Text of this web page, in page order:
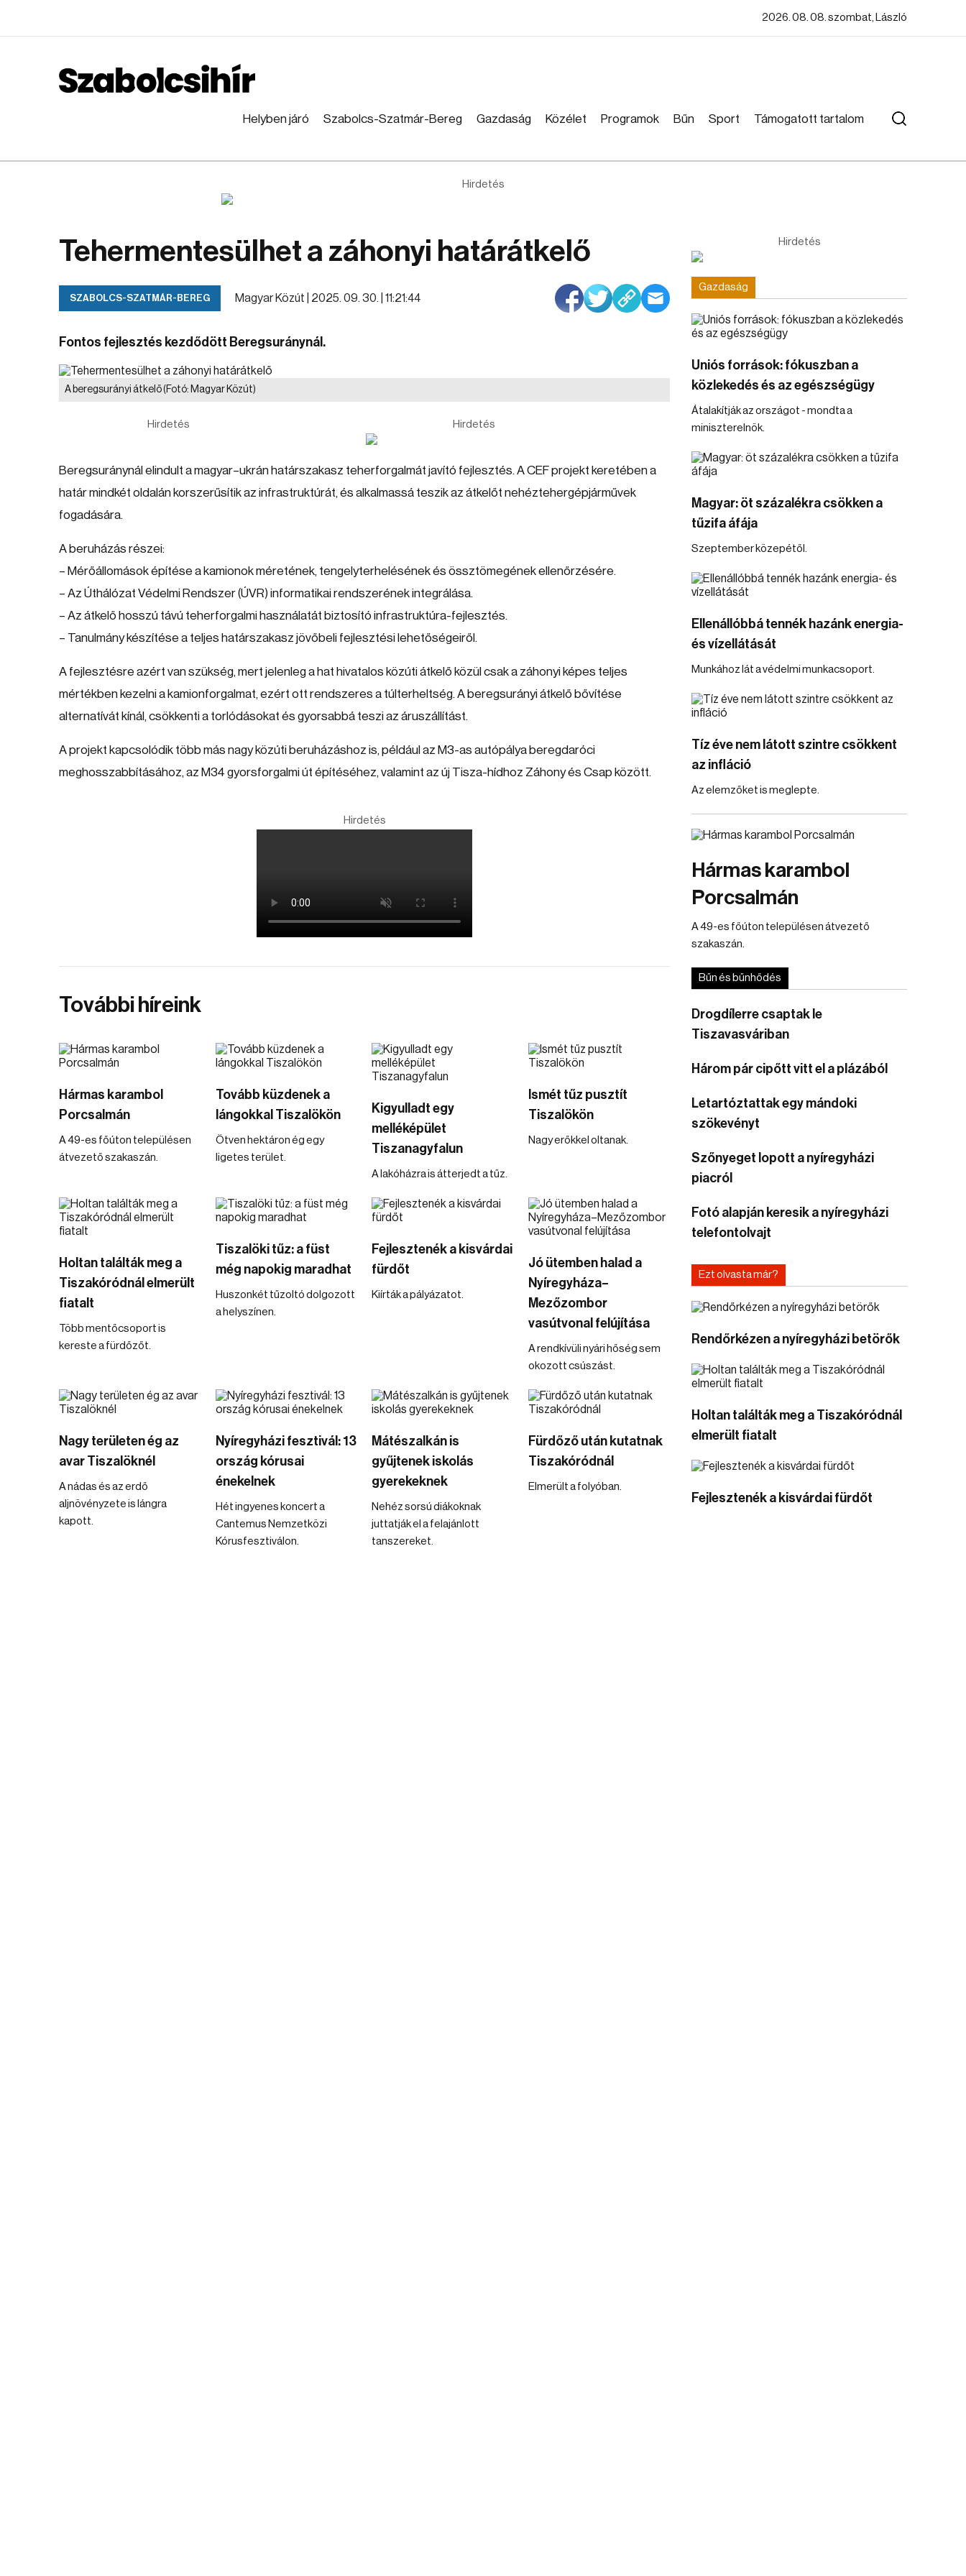
2026. 08. 08. szombat, László
Helyben járó Szabolcs-Szatmár-Bereg Gazdaság Közélet Programok Bűn Sport Támogatott tartalom
Hirdetés
Tehermentesülhet a záhonyi határátkelő
SZABOLCS-SZATMÁR-BEREG Magyar Közút | 2025. 09. 30. | 11:21:44
Fontos fejlesztés kezdődött Beregsuránynál.
A beregsurányi átkelő(Fotó: Magyar Közút)
Hirdetés Hirdetés
Beregsuránynál elindult a magyar–ukrán határszakasz teherforgalmát javító fejlesztés. A CEF projekt keretében a
határ mindkét oldalán korszerűsítik az infrastruktúrát, és alkalmassá teszik az átkelőt nehéztehergépjárművek
fogadására.
A beruházás részei:
– Mérőállomások építése a kamionok méretének, tengelyterhelésének és össztömegének ellenőrzésére.
– Az Úthálózat Védelmi Rendszer (ÚVR) informatikai rendszerének integrálása.
– Az átkelő hosszú távú teherforgalmi használatát biztosító infrastruktúra-fejlesztés.
– Tanulmány készítése a teljes határszakasz jövőbeli fejlesztési lehetőségeiről.
A fejlesztésre azért van szükség, mert jelenleg a hat hivatalos közúti átkelő közül csak a záhonyi képes teljes
mértékben kezelni a kamionforgalmat, ezért ott rendszeres a túlterheltség. A beregsurányi átkelő bővítése
alternatívát kínál, csökkenti a torlódásokat és gyorsabbá teszi az áruszállítást.
A projekt kapcsolódik több más nagy közúti beruházáshoz is, például az M3-as autópálya beregdaróci
meghosszabbításához, az M34 gyorsforgalmi út építéséhez, valamint az új Tisza-hídhoz Záhony és Csap között.
Hirdetés
További híreink
Hármas karambol
Porcsalmán
A 49-es főúton településen
átvezető szakaszán.
Tovább küzdenek a
lángokkal Tiszalökön
Ötven hektáron ég egy
ligetes terület.
Kigyulladt egy
melléképület
Tiszanagyfalun
A lakóházra is átterjedt a tűz.
Ismét tűz pusztít
Tiszalökön
Nagy erőkkel oltanak.
Holtan találták meg a
Tiszakóródnál elmerült
fiatalt
Több mentőcsoport is
kereste a fürdőzőt.
Tiszalöki tűz: a füst
még napokig maradhat
Huszonkét tűzoltó dolgozott
a helyszínen.
Fejlesztenék a kisvárdai
fürdőt
Kiírták a pályázatot.
Jó ütemben halad a
Nyíregyháza–
Mezőzombor
vasútvonal felújítása
A rendkívüli nyári hőség sem
okozott csúszást.
Nagy területen ég az
avar Tiszalöknél
A nádas és az erdő
aljnövényzete is lángra
kapott.
Nyíregyházi fesztivál: 13
ország kórusai
énekelnek
Hét ingyenes koncert a
Cantemus Nemzetközi
Kórusfesztiválon.
Mátészalkán is
gyűjtenek iskolás
gyerekeknek
Nehéz sorsú diákoknak
juttatják el a felajánlott
tanszereket.
Fürdőző után kutatnak
Tiszakóródnál
Elmerült a folyóban.
Hirdetés
Gazdaság
Uniós források: fókuszban a
közlekedés és az egészségügy
Átalakítják az országot - mondta a
miniszterelnök.
Magyar: öt százalékra csökken a
tűzifa áfája
Szeptember közepétől.
Ellenállóbbá tennék hazánk energia-
és vízellátását
Munkához lát a védelmi munkacsoport.
Tíz éve nem látott szintre csökkent
az infláció
Az elemzőket is meglepte.
Hármas karambol
Porcsalmán
A 49-es főúton településen átvezető
szakaszán.
Bűn és bűnhődés
Drogdílerre csaptak le
Tiszavasváriban
Három pár cipőtt vitt el a plázából
Letartóztattak egy mándoki
szökevényt
Szőnyeget lopott a nyíregyházi
piacról
Fotó alapján keresik a nyíregyházi
telefontolvajt
Ezt olvasta már?
Rendőrkézen a nyíregyházi betörők
Holtan találták meg a Tiszakóródnál
elmerült fiatalt
Fejlesztenék a kisvárdai fürdőt